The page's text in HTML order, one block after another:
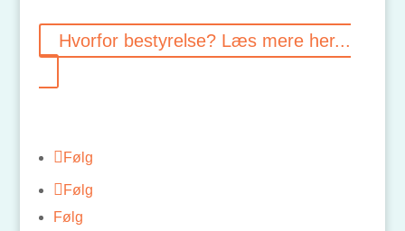
Hvorfor bestyrelse? Læs mere her...
Følg
Følg
Følg